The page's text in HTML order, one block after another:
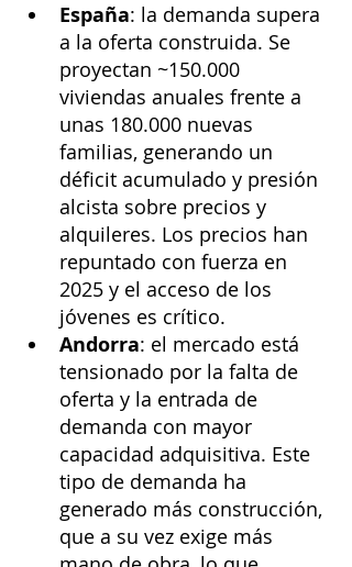
España: la demanda supera
a la oferta construida. Se
proyectan ~150.000
viviendas anuales frente a
unas 180.000 nuevas
familias, generando un
déficit acumulado y presión
alcista sobre precios y
alquileres. Los precios han
repuntado con fuerza en
2025 y el acceso de los
jóvenes es crítico.
Andorra: el mercado está
tensionado por la falta de
oferta y la entrada de
demanda con mayor
capacidad adquisitiva. Este
tipo de demanda ha
generado más construcción,
que a su vez exige más